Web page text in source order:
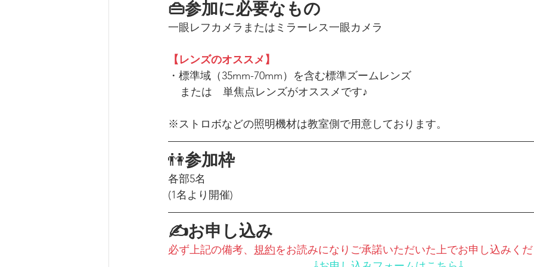
👜参加に必要なもの
一眼レフカメラまたはミラーレス一眼カメラ
【レンズのオススメ】
・標準域（35mm-70mm）を含む標準ズームレンズ
または　単焦点レンズがオススメです♪
※ストロボなどの照明機材は教室側で用意しております。
👫参加枠
各部5名
(1名より開催)
✍お申し込み
必ず上記の備考、 規約をお読みになりご承諾いただいた上でお申し込みく